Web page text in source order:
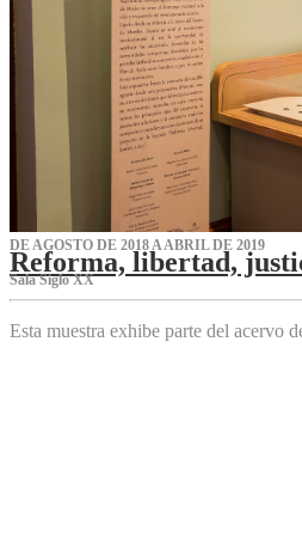
DE AGOSTO DE 2018 A ABRIL DE 2019
Reforma, libertad,
Sala Siglo XX
Esta muestra exhibe parte del